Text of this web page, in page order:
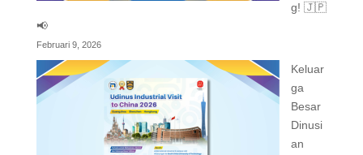
g! 🇯🇵
📢
Februari 9, 2026
Keluar
ga
Besar
Dinusi
an